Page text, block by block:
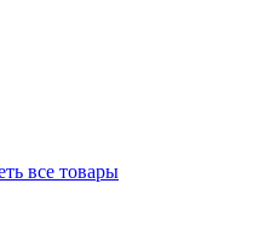
все товары